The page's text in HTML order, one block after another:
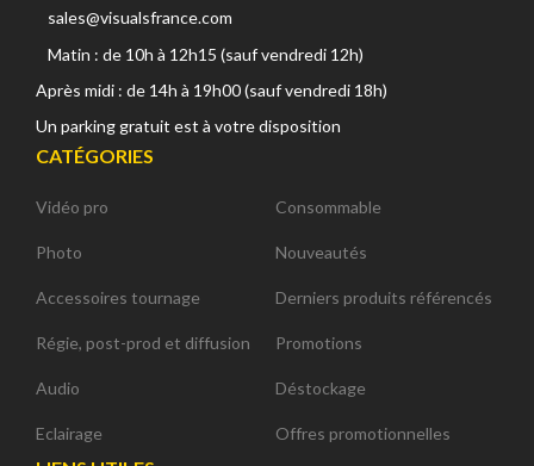
sales@visualsfrance.com
Matin : de 10h à 12h15 (sauf vendredi 12h)
Après midi : de 14h à 19h00 (sauf vendredi 18h)
Un parking gratuit est à votre disposition
CATÉGORIES
Vidéo pro
Photo
Accessoires tournage
Régie, post-prod et diffusion
Audio
Eclairage
Consommable
Nouveautés
Derniers produits référencés
Promotions
Déstockage
Offres promotionnelles